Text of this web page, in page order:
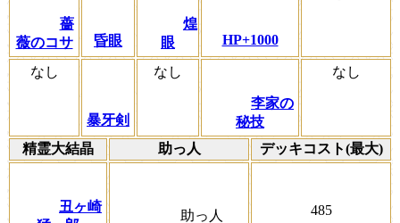
薔
薇のコサ
昏眼
煌
眼
HP+1000
なし
暴牙剣
なし
李家の
秘技
なし
精霊大結晶 助っ人 デッキコスト(最大)
丑ヶ崎
助っ人
485